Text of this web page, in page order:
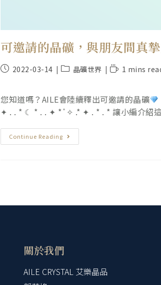
可邀請的晶礦，與朋友間真
2022-03-14 晶礦世界 1 mins
您知道嗎？AILE會陸續釋出可邀請的晶礦
✦ . . * ☾ * . . ✦ * ̊ ✧ .* ✦ . * . * 讓小編介紹這
Continue Reading
關於我們
AILE CRYSTAL 艾樂晶品